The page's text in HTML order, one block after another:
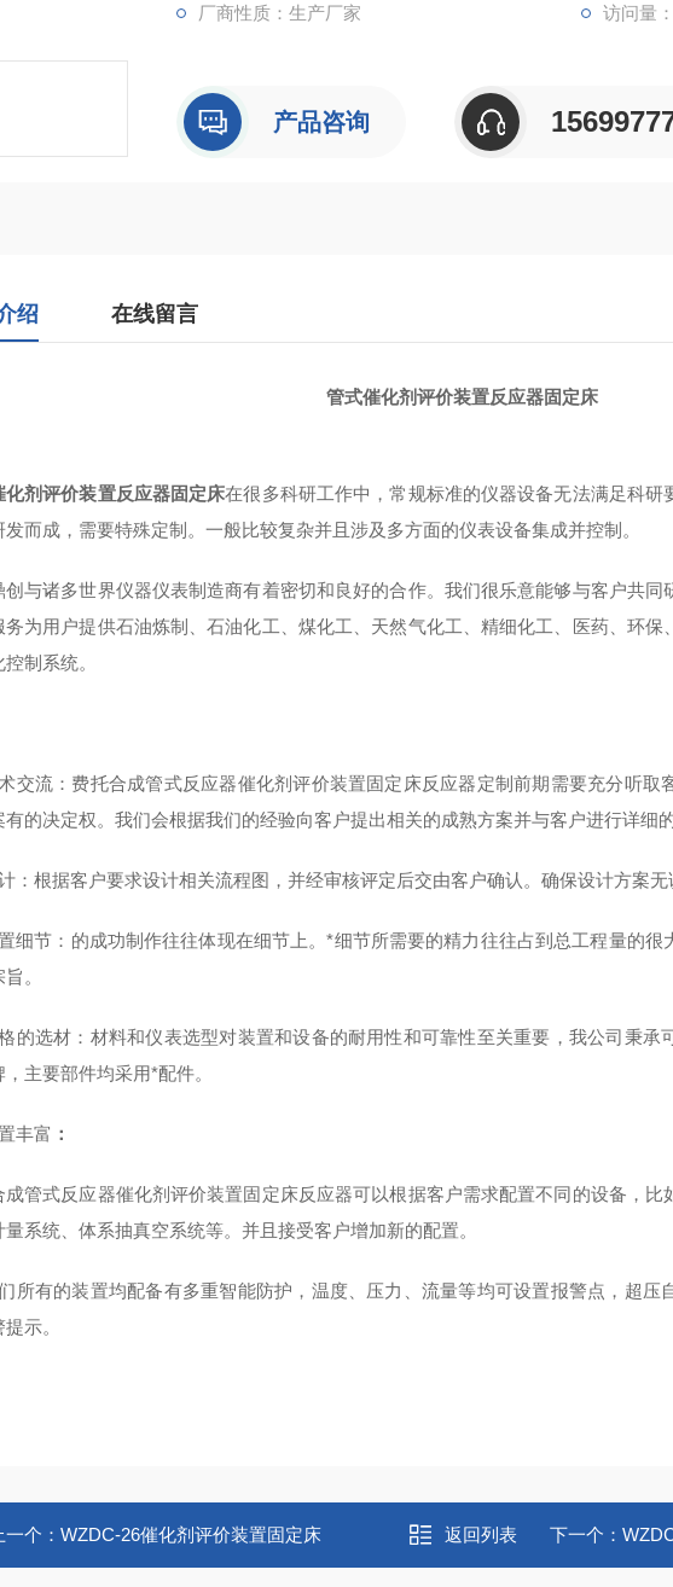
厂商性质：生产厂家 访问量
产品咨询
绍 在线留言
管式催化剂评价装置反应器固定床
化剂评价装置反应器固定床在很多科研工作中，常规标准的仪器设备无法满足科
发而成，需要特殊定制。一般比较复杂并且涉及多方面的仪表设备集成并控制。
创与诸多世界仪器仪表制造商有着密切和良好的合作。 我们很乐意能够与客户共同
务为用户提供石油炼制、石油化工、煤化工、天然气化工、精细化工、医药、环
制系统。
交流 ： 费托合成管式反应器催化剂评价装置固定床反应器定制前期需要充分听取
有的决定权。我们会根据我们的经验向客户提出相关的成熟方案并与客户进行详细的
：根据客户要求设计相关流程图，并经审核评定后交由客户确认。确保设计方案无
细节 ： 的成功制作往往体现在细节上。*细节所需要的精力往往占到总工程量的
。
的选材 ：材料和仪表选型对装置和设备的耐用性和可靠性至关重要，我公司秉
主要部件均采用*配件。
丰富 ：
成管式反应器催化剂评价装置固定床反应器可以根据客户需求配置不同的设备，
量系统、体系抽真空系统等。并且接受客户增加新的配置。
所有的装置均配备有多重智能防护，温度、压力、流量等均可设置报警点，超压
示。
一个： WZDC-26催化剂评价装置固定床 返回列表 下一个：